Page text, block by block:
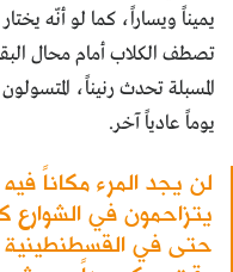
يميناً ويساراً، كما لو أنّه
تصطف الكلاب أمام محال
المسبلة تحدث رنيناً،
يوماً عادياً آخر.
لن يجد المرء مكاناً
يتزاحمون في
حتى في